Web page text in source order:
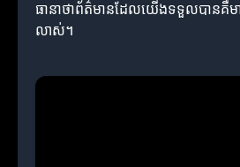
ធានាថាព័ត៌មានដែលយើងទទួលបានគឺម
លាស់។